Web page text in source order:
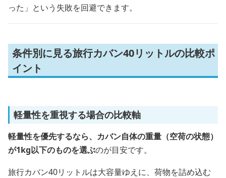
った」という失敗を回避できます。
条件別に見る旅行カバン40リットルの比較ポ
イント
軽量性を重視する場合の比較軸
軽量性を優先するなら、カバン自体の重量（空荷の状態）
が1kg以下のものを選ぶのが目安です。
旅行カバン40リットルは大容量ゆえに、荷物を詰め込む